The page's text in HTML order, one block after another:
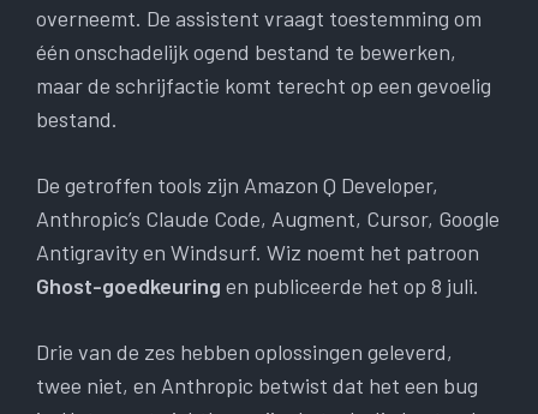
overneemt. De assistent vraagt ​​toestemming om
één onschadelijk ogend bestand te bewerken,
maar de schrijfactie komt terecht op een gevoelig
bestand.
De getroffen tools zijn Amazon Q Developer,
Anthropic’s Claude Code, Augment, Cursor, Google
Antigravity en Windsurf. Wiz noemt het patroon
Ghost-goedkeuring en publiceerde het op 8 juli.
Drie van de zes hebben oplossingen geleverd,
twee niet, en Anthropic betwist dat het een bug